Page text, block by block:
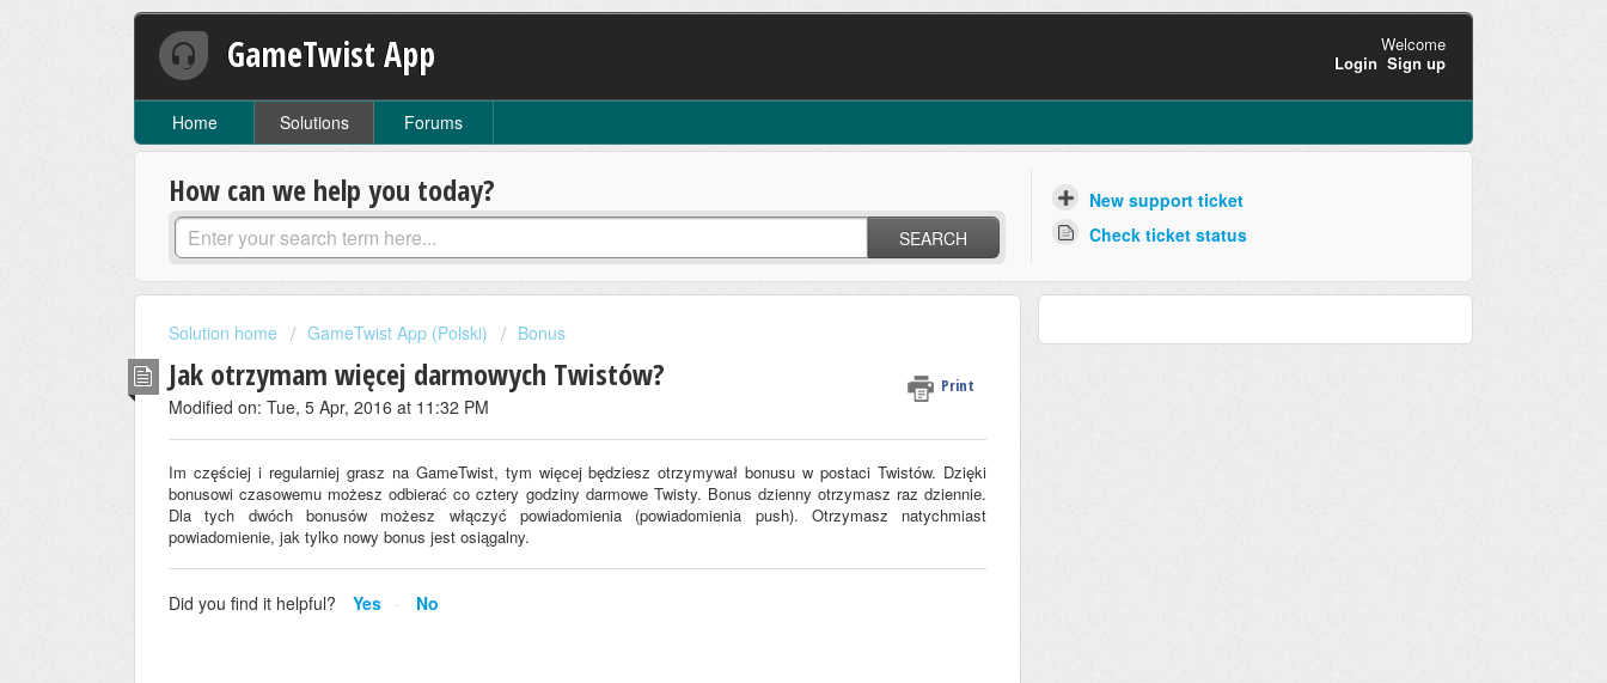
GameTwist App
Welcome
Login Sign up
Home Solutions Forums
How can we help you today?
SEARCH
New support ticket
Check ticket status
Solution home GameTwist App (Polski) Bonus
Jak otrzymam więcej darmowych Twistów? Print
Modified on: Tue, 5 Apr, 2016 at 11:32 PM
Im częściej i regularniej grasz na GameTwist, tym więcej będziesz otrzymywał bonusu w postaci Twistów. Dzięki
bonusowi czasowemu możesz odbierać co cztery godziny darmowe Twisty. Bonus dzienny otrzymasz raz dziennie.
Dla tych dwóch bonusów możesz włączyć powiadomienia (powiadomienia push). Otrzymasz natychmiast
powiadomienie, jak tylko nowy bonus jest osiągalny.
Did you find it helpful? Yes No